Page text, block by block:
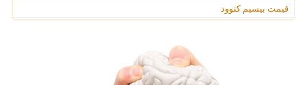
قیمت بیسیم کنوود